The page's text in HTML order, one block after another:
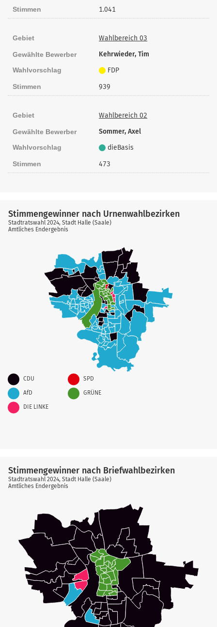
Stimmen 1.041
Gebiet Wahlbereich 03
Gewählte Bewerber Kehrwieder, Tim
Wahlvorschlag FDP
Stimmen 939
Gebiet Wahlbereich 02
Gewählte Bewerber Sommer, Axel
Wahlvorschlag dieBasis
Stimmen 473
Stimmengewinner nach Urnenwahlbezirken
Stadtratswahl 2024, Stadt Halle (Saale)
Amtliches Endergebnis
CDU
AfD
DIE LINKE
SPD
GRÜNE
Stimmengewinner nach Briefwahlbezirken
Stadtratswahl 2024, Stadt Halle (Saale)
Amtliches Endergebnis